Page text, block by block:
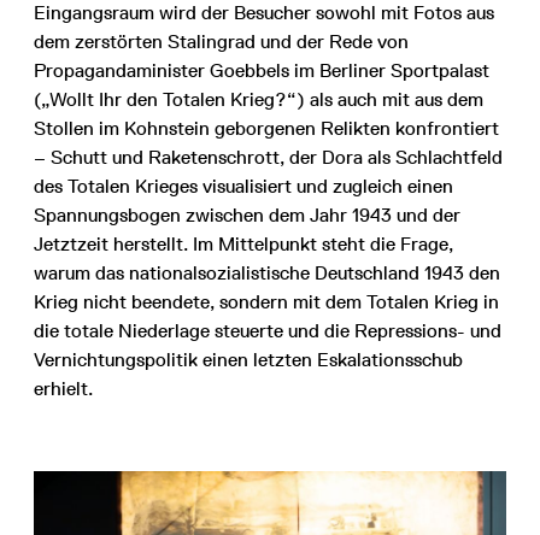
Eingangsraum wird der Besucher sowohl mit Fotos aus
dem zerstörten Stalingrad und der Rede von
Propagandaminister Goebbels im Berliner Sportpalast
(„Wollt Ihr den Totalen Krieg?“) als auch mit aus dem
Stollen im Kohnstein geborgenen Relikten konfrontiert
– Schutt und Raketenschrott, der Dora als Schlachtfeld
des Totalen Krieges visualisiert und zugleich einen
Spannungsbogen zwischen dem Jahr 1943 und der
Jetztzeit herstellt. Im Mittelpunkt steht die Frage,
warum das nationalsozialistische Deutschland 1943 den
Krieg nicht beendete, sondern mit dem Totalen Krieg in
die totale Niederlage steuerte und die Repressions- und
Vernich­tungspolitik einen letzten Eskalationsschub
erhielt.